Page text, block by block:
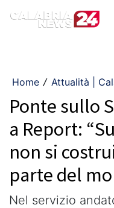
Home / Attualità |
Ponte sullo
a Report:
non si
parte del
Nel servizio